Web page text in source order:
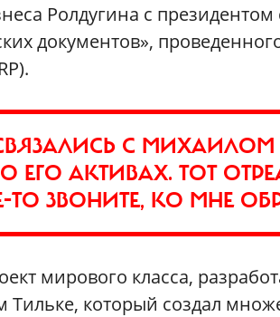
Ролдугина с президентом
документов»,
С
ЕГО АКТИВАХ. ТОТ
ЗВОНИТЕ, КО МНЕ
мирового класса,
Тильке, который создал